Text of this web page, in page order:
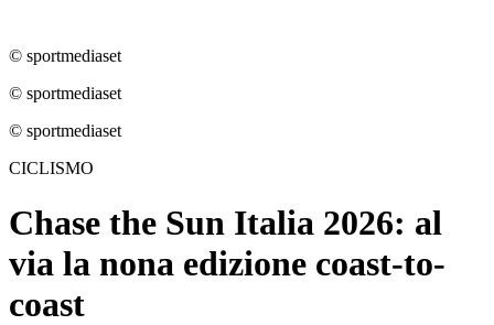
© sportmediaset
© sportmediaset
© sportmediaset
CICLISMO
Chase the Sun Italia 2026: al
via la nona edizione coast-to-
coast